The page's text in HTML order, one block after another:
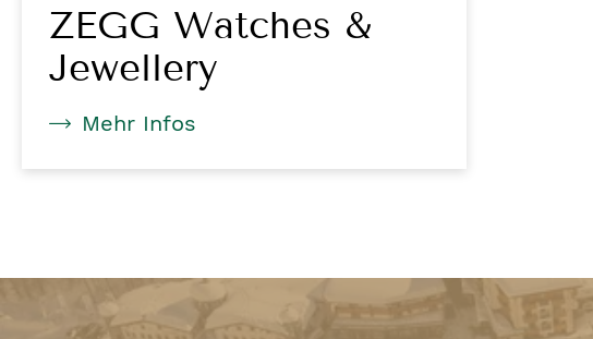
ZEGG Watches &
Jewellery
Mehr Infos